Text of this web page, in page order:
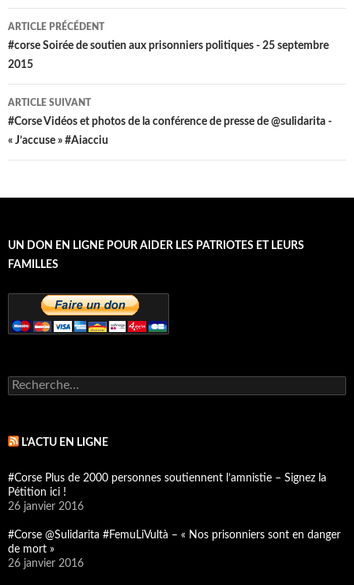
Navigation
l’article
ARTICLE PRÉCÉDENT
#corse Soirée de soutien aux prisonniers politiques - 25 septembre
2015
ARTICLE SUIVANT
#Corse Vidéos et photos de la conférence de presse de @sulidarita -
« J’accuse » #Aiacciu
UN DON EN LIGNE POUR AIDER LES PATRIOTES ET LEURS
FAMILLES
R
e
e
h
e
r
:
L’ACTU EN LIGNE
#Corse Plus de 2000 personnes soutiennent l’amnistie – Signez la
Pétition ici !
26 janvier 2016
#Corse @Sulidarita #FemuLiVultà – « Nos prisonniers sont en danger
de mort »
26 janvier 2016